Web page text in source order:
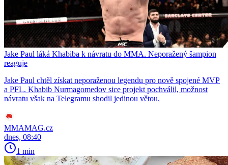
Jake Paul láká Khabiba k návratu do MMA. Neporažený šampion
reaguje
Jake Paul chtěl získat neporaženou legendu pro nově spojené MVP
a PFL. Khabib Nurmagomedov sice projekt pochválil, možnost
návratu však na Telegramu shodil jedinou větou.
MMAMAG.cz
dnes, 08:40
1 min